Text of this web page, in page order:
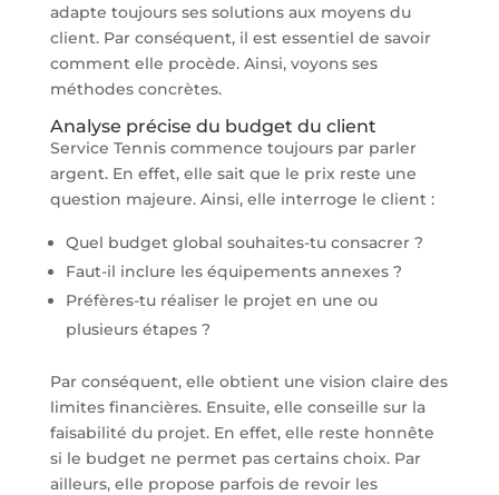
adapte toujours ses solutions aux moyens du
client. Par conséquent, il est essentiel de savoir
comment elle procède. Ainsi, voyons ses
méthodes concrètes.
Analyse précise du budget du client
Service Tennis commence toujours par parler
argent. En effet, elle sait que le prix reste une
question majeure. Ainsi, elle interroge le client :
Quel budget global souhaites-tu consacrer ?
Faut-il inclure les équipements annexes ?
Préfères-tu réaliser le projet en une ou
plusieurs étapes ?
Par conséquent, elle obtient une vision claire des
limites financières. Ensuite, elle conseille sur la
faisabilité du projet. En effet, elle reste honnête
si le budget ne permet pas certains choix. Par
ailleurs, elle propose parfois de revoir les